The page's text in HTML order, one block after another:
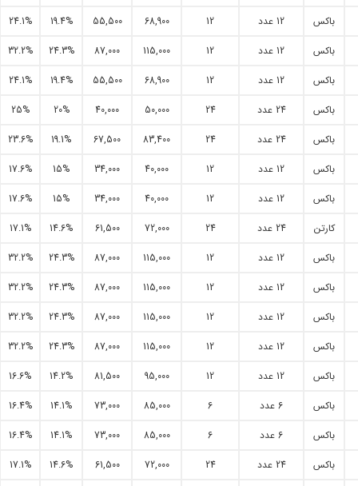
باکس
12 عدد 12
68,900
55,500
19.4%
24.1%
باکس
12 عدد 12
115,000
87,000
24.3%
32.2%
باکس
12 عدد 12
68,900
55,500
19.4%
24.1%
باکس
24 عدد 24
50,000
40,000
20%
25%
باکس
24 عدد 24
83,400
67,500
19.1%
23.6%
باکس
12 عدد 12
40,000
34,000
15%
17.6%
باکس
12 عدد 12
40,000
34,000
15%
17.6%
کارتن
24 عدد 24
72,000
61,500
14.6%
17.1%
باکس
12 عدد 12
115,000
87,000
24.3%
32.2%
باکس
12 عدد 12
115,000
87,000
24.3%
32.2%
باکس
12 عدد 12
115,000
87,000
24.3%
32.2%
باکس
12 عدد 12
115,000
87,000
24.3%
32.2%
باکس
12 عدد 12
95,000
81,500
14.2%
16.6%
باکس
6 عدد 6
85,000
73,000
14.1%
16.4%
باکس
6 عدد 6
85,000
73,000
14.1%
16.4%
باکس
24 عدد 24
72,000
61,500
14.6%
17.1%